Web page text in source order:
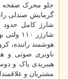
گرمایش صندلی
شارژر
هوشمند راننده،
ناوبری صوتی و
هیبریدی پاک و
مشتریان و